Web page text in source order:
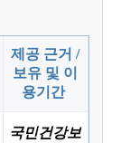
제공 근거 /
보유 및 이
용기간
국민건강보